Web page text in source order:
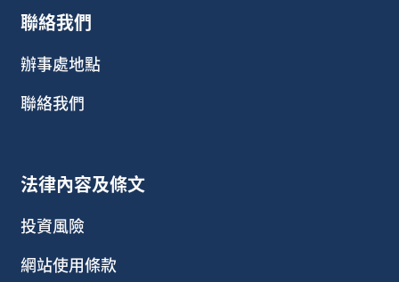
聯絡我們
辦事處地點
聯絡我們
法律內容及條文
投資風險
網站使用條款